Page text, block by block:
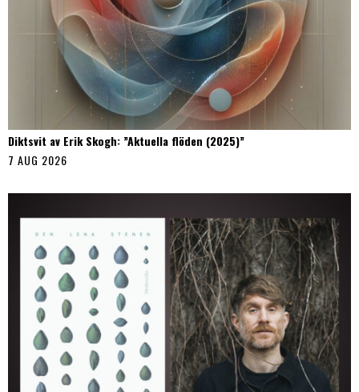
Diktsvit av Erik Skogh: ”Aktuella flöden (2025)”
7 AUG 2026